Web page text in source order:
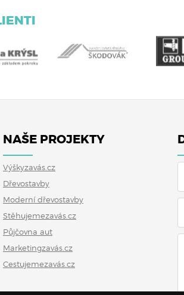
NAŠE PROJEKTY
Výškyzavás.cz
Dřevostavby
Moderní dřevostavby
Stěhujemezavás.cz
Půjčovna aut
Marketingzavás.cz
Cestujemezavás.cz